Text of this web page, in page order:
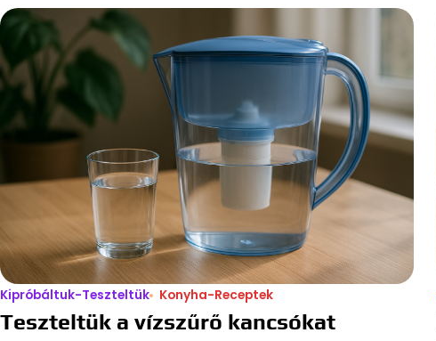
Kipróbáltuk-Teszteltük Konyha-Receptek
Teszteltük a vízszűrő kancsókat